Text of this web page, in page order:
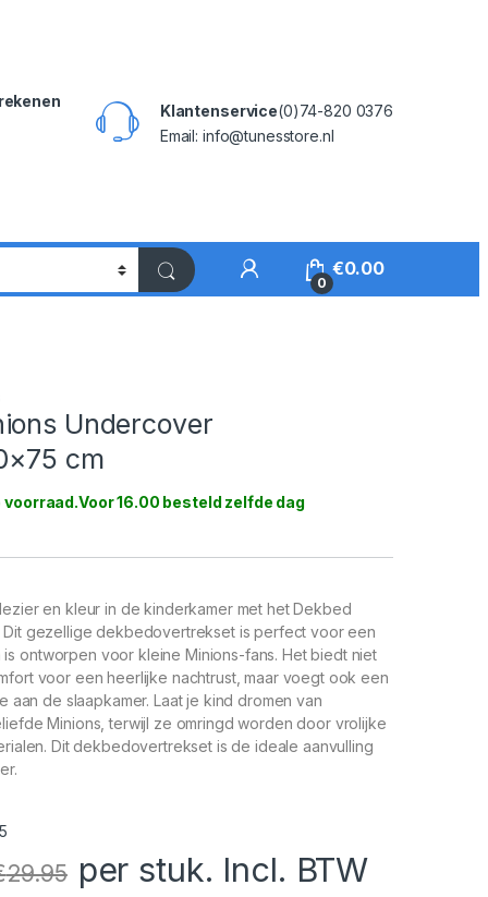
Klantenservice(0)74-820 0376
Email: info@tunesstore.nl
My Account
0
€0.00
Undercover
cm
voorraad
en kleur in de kinderkamer met het Dekbed
Dit gezellige dekbedovertrekset is perfect voor een
ontworpen voor kleine Minions-fans. Het biedt niet
voor een heerlijke nachtrust, maar voegt ook een
aan de slaapkamer. Laat je kind dromen van
Minions, terwijl ze omringd worden door vrolijke
Dit dekbedovertrekset is de ideale aanvulling
29.95 per stuk. Incl. BTW